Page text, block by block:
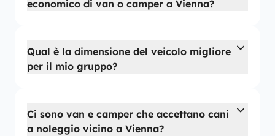
economico di van o camper a Vienna?
Qual è la dimensione del veicolo migliore
per il mio gruppo?
Ci sono van e camper che accettano cani
a noleggio vicino a Vienna?